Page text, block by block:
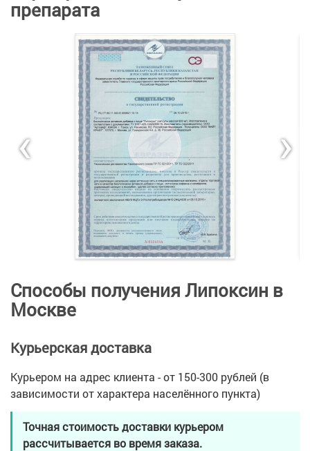
препарата
‹ ›
Способы получения Липоксин в
Москве
Курьерская доставка
Курьером на адрес клиента - от 150-300 рублей (в
зависимости от характера населённого пункта)
Точная стоимость доставки курьером
рассчитывается во время заказа.